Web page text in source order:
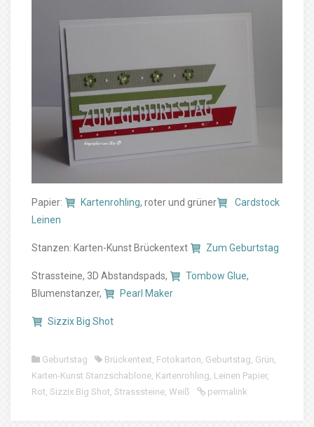
Papier: Kartenrohling, roter und grüner
Cardstock
Leinen
Stanzen: Karten-Kunst Brückentext Zum Geburtstag
Strassteine, 3D Abstandspads, Tombow Glue,
Blumenstanzer,
Pearl Maker
Sizzix Big Shot
Geburtstag Brückentext, Fotokarton, Geburtstag, Grün,
Karten-Kunst Stanzschablone, Kartenrohling, Leinen Papier,
Rot, Sizzix Big Shot, Strasssteine, Weiß permalink